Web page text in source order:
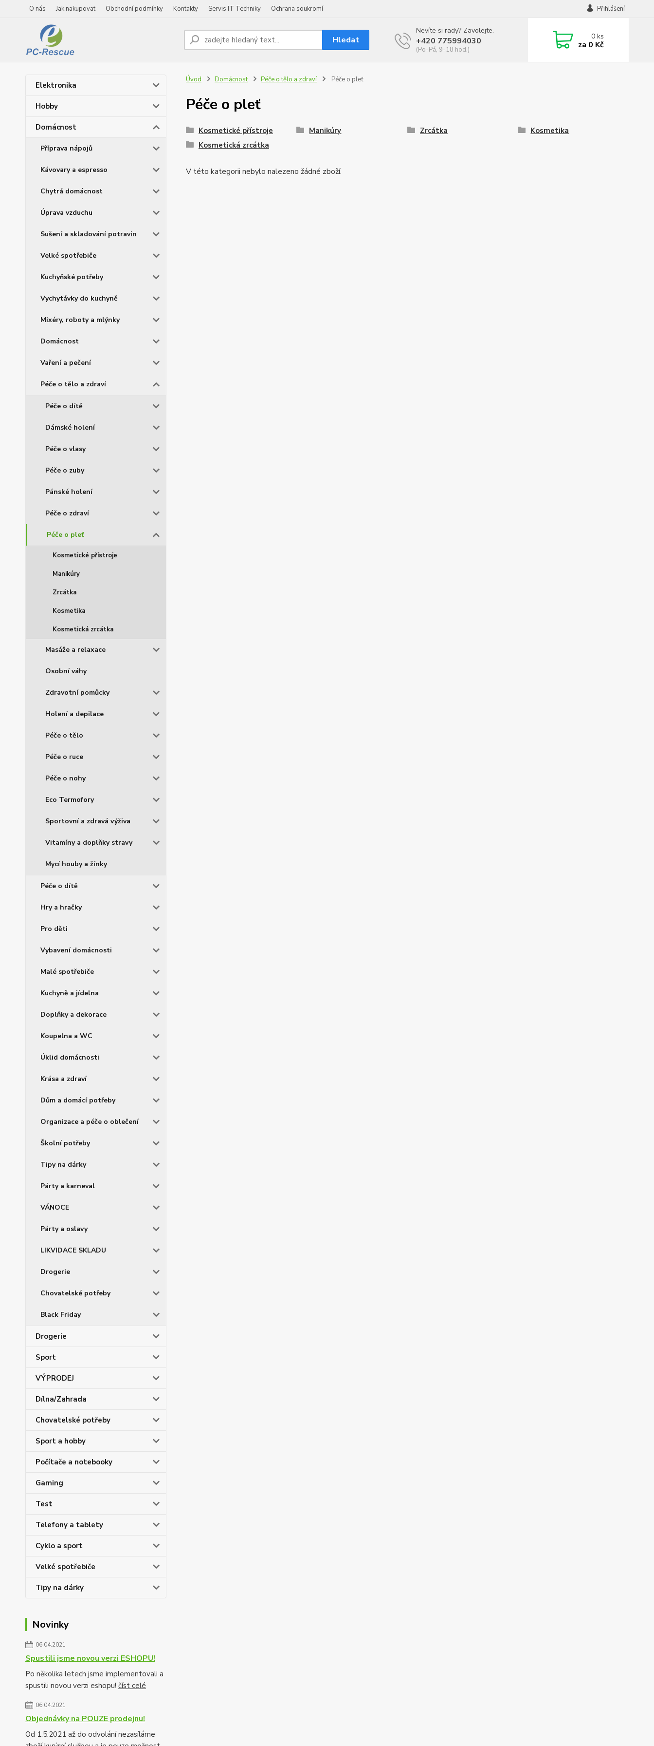
O nás Jak nakupovat Obchodní podmínky Kontakty Servis IT Techniky Ochrana soukromí Přihlášení
Hledat
Nevíte si rady? Zavolejte.
+420 775994030
(Po-Pá, 9-18 hod.)
0ks
za 0 Kč
Elektronika
Hobby
Domácnost
Příprava nápojů
Kávovary a espresso
Chytrá domácnost
Úprava vzduchu
Sušení a skladování potravin
Velké spotřebiče
Kuchyňské potřeby
Vychytávky do kuchyně
Mixéry, roboty a mlýnky
Domácnost
Vaření a pečení
Péče o tělo a zdraví
Péče o dítě
Dámské holení
Péče o vlasy
Péče o zuby
Pánské holení
Péče o zdraví
Péče o pleť
Kosmetické přístroje
Manikúry
Zrcátka
Kosmetika
Kosmetická zrcátka
Masáže a relaxace
Osobní váhy
Zdravotní pomůcky
Holení a depilace
Péče o tělo
Péče o ruce
Péče o nohy
Eco Termofory
Sportovní a zdravá výživa
Vitamíny a doplňky stravy
Mycí houby a žínky
Péče o dítě
Hry a hračky
Pro děti
Vybavení domácnosti
Malé spotřebiče
Kuchyně a jídelna
Doplňky a dekorace
Koupelna a WC
Úklid domácnosti
Krása a zdraví
Dům a domácí potřeby
Organizace a péče o oblečení
Školní potřeby
Tipy na dárky
Párty a karneval
VÁNOCE
Párty a oslavy
LIKVIDACE SKLADU
Drogerie
Chovatelské potřeby
Black Friday
Drogerie
Sport
VÝPRODEJ
Dílna/Zahrada
Chovatelské potřeby
Sport a hobby
Počítače a notebooky
Gaming
Test
Telefony a tablety
Cyklo a sport
Velké spotřebiče
Tipy na dárky
Novinky
06.04.2021
Spustili jsme novou verzi ESHOPU!
Po několika letech jsme implementovali a
spustili novou verzi eshopu! číst celé
06.04.2021
Objednávky na POUZE prodejnu!
Od 1.5.2021 až do odvolání nezasíláme
Úvod Domácnost Péče o tělo a zdraví Péče o pleť
Péče o pleť
Kosmetické přístroje Manikúry Zrcátka
Kosmetika
Kosmetická zrcátka
V této kategorii nebylo nalezeno žádné zboží.